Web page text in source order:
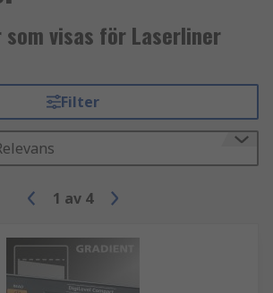
visas för Laserliner
Filter
1 av 4